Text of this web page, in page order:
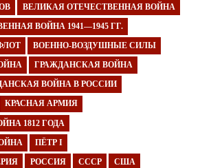
ВЕЛИКАЯ ОТЕЧЕСТВЕННАЯ ВОЙНА
ВОЙНА 1941—1945 ГГ.
ВОЕННО-ВОЗДУШНЫЕ СИЛЫ
ГРАЖДАНСКАЯ ВОЙНА
ВОЙНА В РОССИИ
КРАСНАЯ АРМИЯ
1812 ГОДА
ПЁТР I
РОССИЯ СССР США